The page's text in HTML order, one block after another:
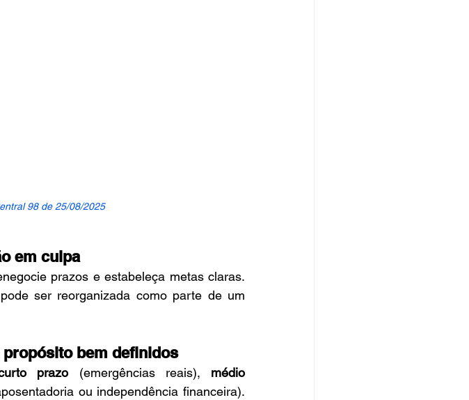
98 de 25/08/2025
em culpa
prazos e estabeleça metas claras.
ser reorganizada como parte de um
bem definidos
prazo (emergências reais), médio
ou independência financeira).